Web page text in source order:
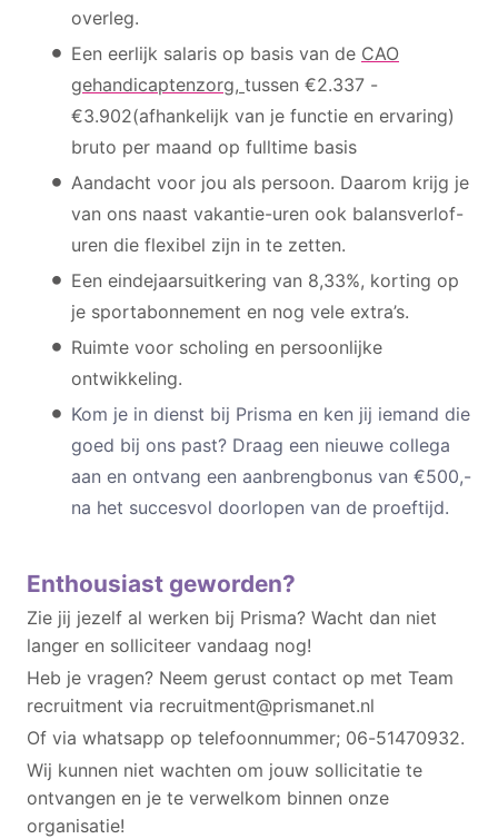
overleg.
Een eerlijk salaris op basis van de CAO
gehandicaptenzorg, tussen €2.337 -
€3.902(afhankelijk van je functie en ervaring)
bruto per maand op fulltime basis
Aandacht voor jou als persoon. Daarom krijg je
van ons naast vakantie-uren ook balansverlof-
uren die flexibel zijn in te zetten.
Een eindejaarsuitkering van 8,33%, korting op
je sportabonnement en nog vele extra’s.
Ruimte voor scholing en persoonlijke
ontwikkeling.
Kom je in dienst bij Prisma en ken jij iemand die
goed bij ons past? Draag een nieuwe collega
aan en ontvang een aanbrengbonus van €500,-
na het succesvol doorlopen van de proeftijd.
Enthousiast geworden?
Zie jij jezelf al werken bij Prisma? Wacht dan niet
langer en solliciteer vandaag nog!
Heb je vragen? Neem gerust contact op met Team
recruitment via recruitment@prismanet.nl
Of via whatsapp op telefoonnummer; 06-51470932.
Wij kunnen niet wachten om jouw sollicitatie te
ontvangen en je te verwelkom binnen onze
organisatie!